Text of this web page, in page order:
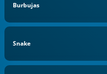
Burbujas
Snake